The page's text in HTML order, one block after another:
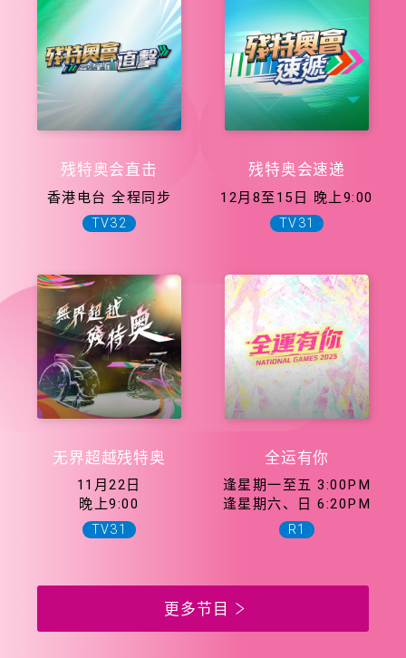
残特奥会直击
香港电台 全程同步
TV32
残特奥会速递
12月8至15日 晚上9:00
TV31
无界超越残特奥
11月22日
晚上9:00
TV31
全运有你
逢星期一至五 3:00PM
逢星期六、日 6:20PM
R1
更多节目